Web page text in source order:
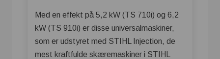
Med en effekt på 5,2 kW (TS 710i) og 6,2
kW (TS 910i) er disse universalmaskiner,
som er udstyret med STIHL Injection, de
mest kraftfulde skæremaskiner i STIHL